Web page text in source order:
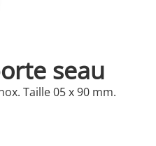
seau
Taille 05 x 90 mm.